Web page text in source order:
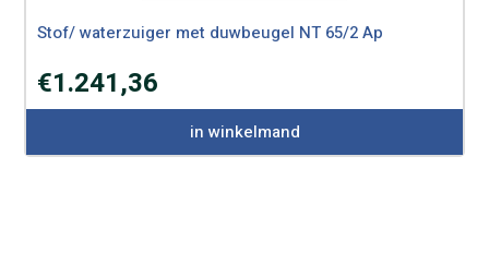
Stof/ waterzuiger met duwbeugel NT 65/2 Ap
€1.241,36
in winkelmand